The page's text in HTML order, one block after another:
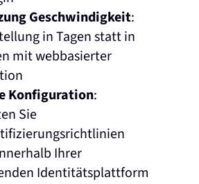
Geschwindigkeit:
in Tagen statt in
mit webbasierter
Konfiguration:
Sie
Ihrer
Identitätsplattform